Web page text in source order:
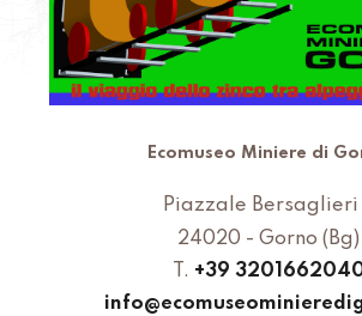
Ecomuseo Miniere di
Piazzale Bersaglieri
24020 - Gorno (Bg)
T. +39